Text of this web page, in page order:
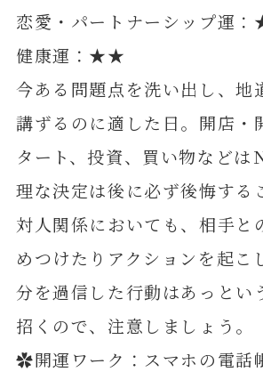
恋愛・パートナーシップ運
健康運：★★
今ある問題点を洗い出し、地
講ずるのに適した日。開店・
タート、投資、買い物などは
理な決定は後に必ず後悔する
対人関係においても、相手と
めつけたりアクションを起こ
分を過信した行動はあっとい
招くので、注意しましょう。
✿開運ワーク：スマホの電話